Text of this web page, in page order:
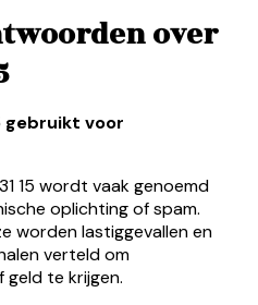
over
gebruikt voor
15 wordt vaak genoemd
oplichting of spam.
worden lastiggevallen en
verteld om
geld te krijgen.